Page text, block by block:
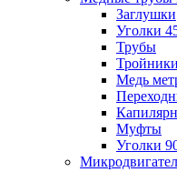
Заглушки
Уголки
Трубы
Тройники
Медь
Муфты
Уголки